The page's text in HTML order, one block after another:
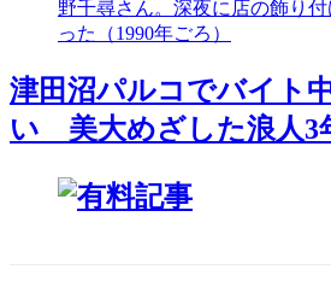
津田沼パルコでバイト
い 美大めざした浪人3